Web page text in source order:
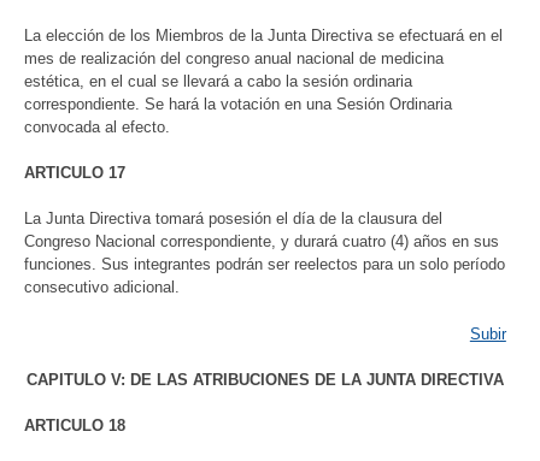
La elección de los Miembros de la Junta Directiva se efectuará en el
mes de realización del congreso anual nacional de medicina
estética, en el cual se llevará a cabo la sesión ordinaria
correspondiente. Se hará la votación en una Sesión Ordinaria
convocada al efecto.
ARTICULO 17
La Junta Directiva tomará posesión el día de la clausura del
Congreso Nacional correspondiente, y durará cuatro (4) años en sus
funciones. Sus integrantes podrán ser reelectos para un solo período
consecutivo adicional.
Subir
CAPITULO V: DE LAS ATRIBUCIONES DE LA JUNTA DIRECTIVA
ARTICULO 18